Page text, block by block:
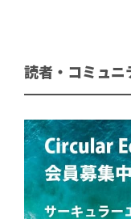
読者・コミュニ